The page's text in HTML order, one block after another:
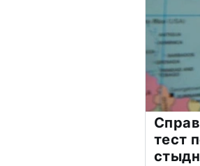
тест